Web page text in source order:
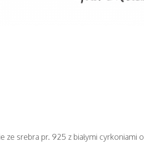
ze srebra pr. 925 z białymi cyrkoniami o